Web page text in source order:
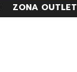
ZONA OUTLET